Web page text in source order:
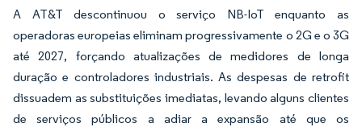
A AT&T descontinuou o serviço NB-IoT enquanto as
operadoras europeias eliminam progressivamente o 2G e o 3G
até 2027, forçando atualizações de medidores de longa
duração e controladores industriais. As despesas de retrofit
dissuadem as substituições imediatas, levando alguns clientes
de serviços públicos a adiar a expansão até que os